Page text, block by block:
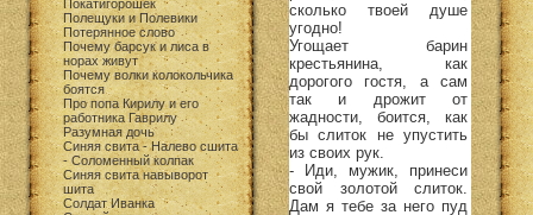
Покатигорошек
Полещуки и Полевики
Потерянное слово
Почему барсук и лиса в
норах живут
Почему волки колокольчика
боятся
Про попа Кирилу и его
работника Гаврилу
Разумная дочь
Синяя свита - Налево сшита
- Соломенный колпак
Синяя свита навыворот
шита
Солдат Иванка
сколько твоей душе
угодно!
Угощает барин
крестьянина, как
дорогого гостя, а сам
так и дрожит от
жадности, боится, как
бы слиток не упустить
из своих рук.
- Иди, мужик, принеси
свой золотой слиток.
Дам я тебе за него пуд